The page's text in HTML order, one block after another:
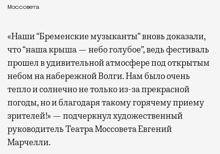
Моссовета
«Наши “Бременские музыканты” вновь доказали,
что “наша крыша — небо голубое”, ведь фестиваль
прошел в удивительной атмосфере под открытым
небом на набережной Волги. Нам было очень
тепло и солнечно не только из-за прекрасной
погоды, но и благодаря такому горячему приему
зрителей!» — подчеркнул художественный
руководитель Театра Моссовета Евгений
Марчелли.